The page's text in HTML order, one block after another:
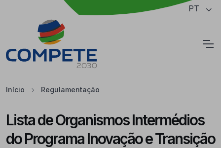
Saltar para o conteúdo principal da página PT
Início Regulamentação
Lista de Organismos Intermédios
do Programa Inovação e Transição